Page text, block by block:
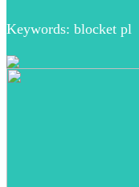
Keywords: blocket pl